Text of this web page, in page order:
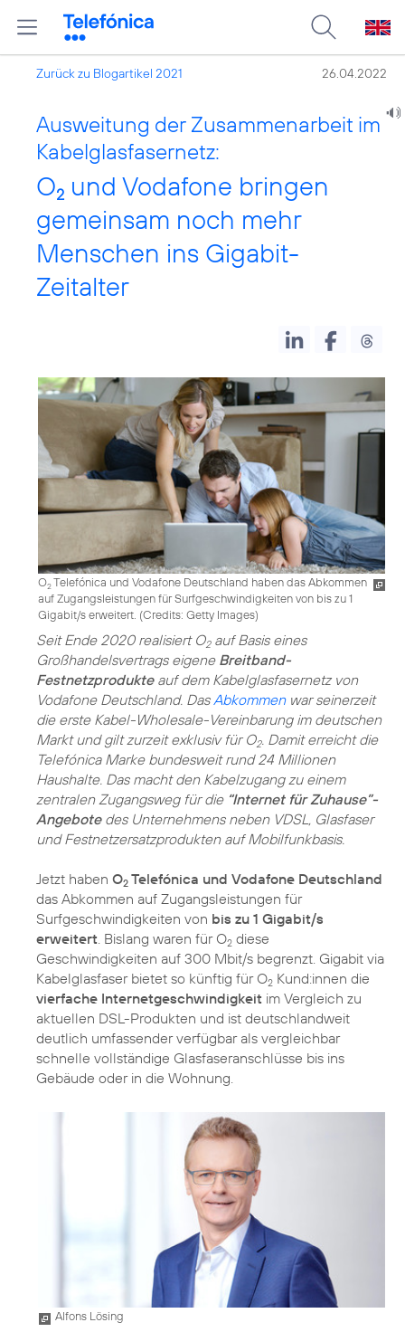
Zurück zu Blogartikel 2021 26.04.2022
Ausweitung der Zusammenarbeit im
Kabelglasfasernetz:
O2 und Vodafone bringen
gemeinsam noch mehr
Menschen ins Gigabit-
Zeitalter
O2Telefónica und Vodafone Deutschland haben das Abkommen
auf Zugangsleistungen für Surfgeschwindigkeiten von bis zu 1
Gigabit/s erweitert. (Credits: Getty Images)
Seit Ende 2020 realisiert O2auf Basis eines
Großhandelsvertrags eigene Breitband-
Festnetzprodukteauf dem Kabelglasfasernetz von
Vodafone Deutschland. Das Abkommenwar seinerzeit
die erste Kabel-Wholesale-Vereinbarung im deutschen
Markt und gilt zurzeit exklusiv für O2. Damit erreicht die
Telefónica Marke bundesweit rund 24 Millionen
Haushalte. Das macht den Kabelzugang zu einem
zentralen Zugangsweg für die “Internet für Zuhause”-
Angebotedes Unternehmens neben VDSL, Glasfaser
und Festnetzersatzprodukten auf Mobilfunkbasis.
Jetzt haben O2 Telefónica und Vodafone Deutschland
das Abkommen auf Zugangsleistungen für
Surfgeschwindigkeiten von bis zu 1 Gigabit/s
erweitert . Bislang waren für O2 diese
Geschwindigkeiten auf 300 Mbit/s begrenzt. Gigabit via
Kabelglasfaser bietet so künftig für O2 Kund:innen die
vierfache Internetgeschwindigkeit im Vergleich zu
aktuellen DSL-Produkten und ist deutschlandweit
deutlich umfassender verfügbar als vergleichbar
schnelle vollständige Glasfaseranschlüsse bis ins
Gebäude oder in die Wohnung.
Alfons Lösing